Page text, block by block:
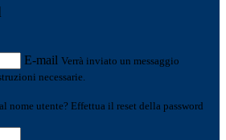
E-mail Verrà inviato un messaggio
necessarie.
nome utente? Effettua il reset della password